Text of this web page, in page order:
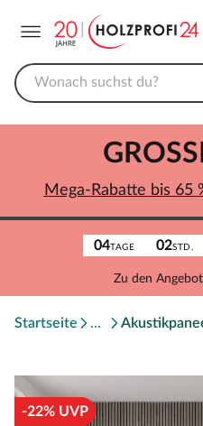
04TAGE 02STD.
Zu den
Mega-Rabatte bis 65
Startseite
-22% UVP